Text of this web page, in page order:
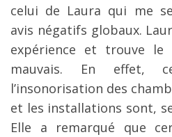
celui de Laura qui me
avis négatifs globaux.
expérience et trouve
mauvais. En effet,
l’insonorisation des
et les installations sont,
Elle a remarqué que